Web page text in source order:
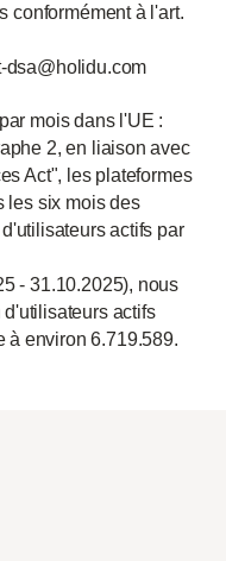
conformément à l'art.
dsa@holidu.com
mois dans l'UE :
2, en liaison avec
Act", les plateformes
les six mois des
actifs par
- 31.10.2025), nous
actifs
à environ 6.719.589.